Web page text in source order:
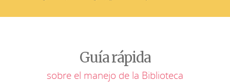
Guía rápida
sobre el manejo de la Biblioteca